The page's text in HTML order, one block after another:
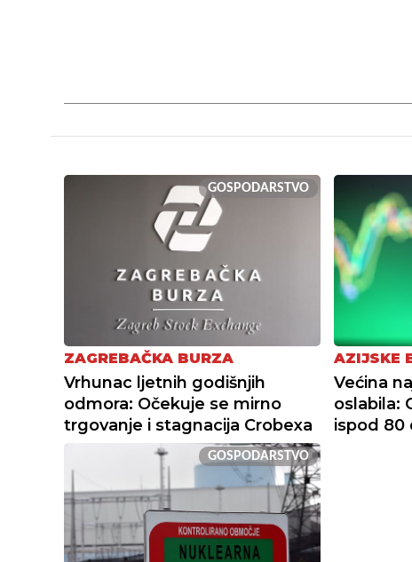
GOSPODARSTVO
ZAGREBAČKA BURZA
Vrhunac ljetnih godišnjih
odmora: Očekuje se mirno
trgovanje i stagnacija Crobexa
AZIJSKE
Većina
oslabila:
ispod 80
GOSPODARSTVO